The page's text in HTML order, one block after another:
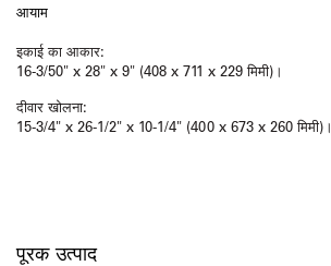
आयाम
इकाई का आकार:
16-3/50" x 28" x 9" (408 x 711 x 229 मिमी)।
दीवार खोलना:
15-3/4" x 26-1/2" x 10-1/4" (400 x 673 x 260 मिमी)।
पूरक उत्पाद